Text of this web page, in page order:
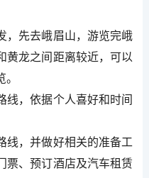
，先去峨眉山，游览完峨
黄龙之间距离较近，可以
线，依据个人喜好和时间
线，并做好相关的准备工
票、预订酒店及汽车租赁